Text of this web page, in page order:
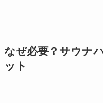
なぜ必要？サウナ
ット